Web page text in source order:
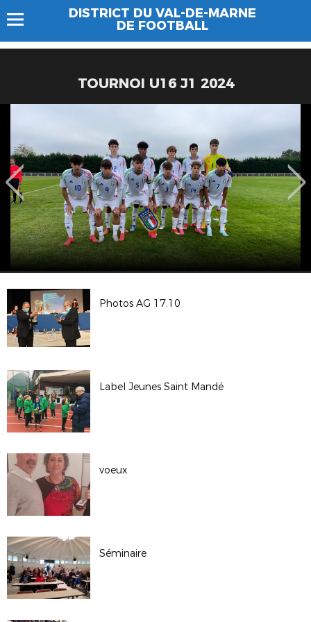
DISTRICT DU VAL-DE-MARNE
DE FOOTBALL
TOURNOI U16 J1 2024
Photos AG 17.10
Label Jeunes Saint Mandé
voeux
Séminaire